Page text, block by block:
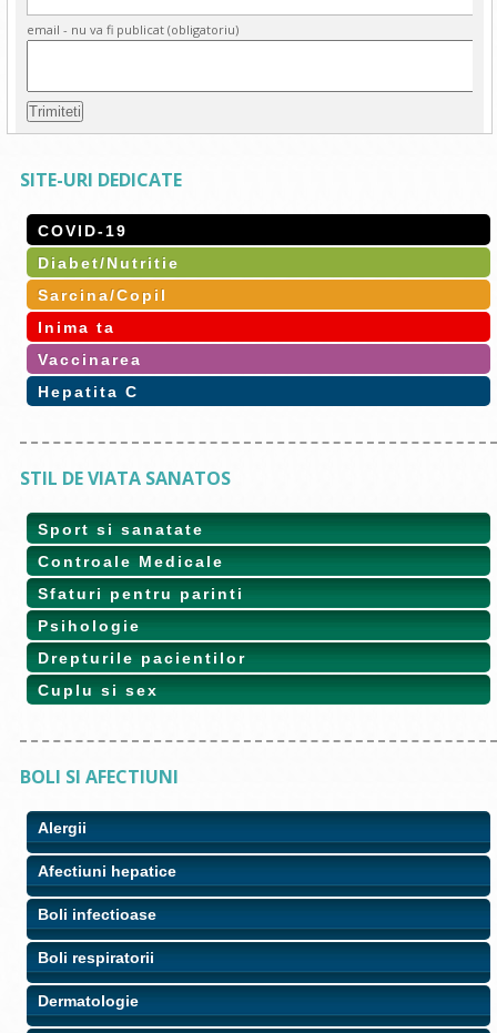
email - nu va fi publicat (obligatoriu)
SITE-URI DEDICATE
COVID-19
Diabet/Nutritie
Sarcina/Copil
Inima ta
Vaccinarea
Hepatita C
STIL DE VIATA SANATOS
Sport si sanatate
Controale Medicale
Sfaturi pentru parinti
Psihologie
Drepturile pacientilor
Cuplu si sex
BOLI SI AFECTIUNI
Alergii
Afectiuni hepatice
Boli infectioase
Boli respiratorii
Dermatologie